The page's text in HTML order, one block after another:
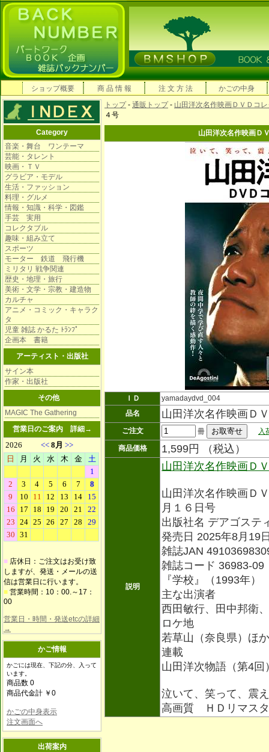
ショップ概要 商 品 情 報 注 文 方 法 かごの中身
Category
音楽・舞台 ワンテーマ
芸能・タレント
映画・ＴＶ
グラビア・モデル
生活・ファッション
料理・グルメ
情報・知識・科学・図鑑
手芸 実用
コレクタブル
趣味・組み立て
スポーツ
モーター 鉄道 飛行機
ミリタリ 戦争関連
歴史・地理・旅行
美術・文学・宗教・建造物
カルチャ
アニメ・コミック・キャラク
タ
児童 雑誌 かるた ﾄﾗﾝﾌﾟ
企画本 書籍
アーティスト・出版社
サイン本
作家・出版社
その他
MAGIC The Gathering
営業日のご案内 詳細→
■ 店休日：ご注文はお受け致
しますが、発送・メールの送
信は営業日に行います。
■ 営業時間：10：00.～17：
00
営業日・時間・発送etcの詳細
→
かご情報
かごには現在、下記の分、入って
います。
商品数 0
商品代金計 ￥0
かごの中身表示
注文画面へ
出荷案内
トップ- 通販トップ- 山田洋次名作映画ＤＶＤコ
４号
山田洋次名作映画Ｄ
ＩＤ
yamadaydvd_004
品名
山田洋次名作映画Ｄ
ご注文 冊
入
商品価格
1,599円 （税込）
説明
山田洋次名作映画Ｄ
山田洋次名作映画Ｄ
月１６日号
出版社名 デアゴステ
発売日 2025年8月19
雑誌JAN
雑誌コード 36983-09
『学校』（1993年）
主な出演者
西田敏行、田中邦衛
ロケ地
若草山（奈良県）ほか
連載
山田洋次物語（第4回
泣いて、笑って、震
高画質 ＨＤリマス